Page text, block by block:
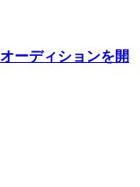
ーディションを開